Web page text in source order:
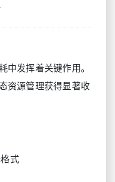
中发挥着关键作用。
资源管理获得显著收
式